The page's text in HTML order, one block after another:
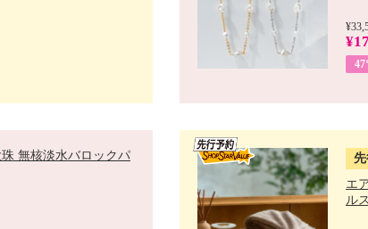
無核淡水バロックパ
エ
ル